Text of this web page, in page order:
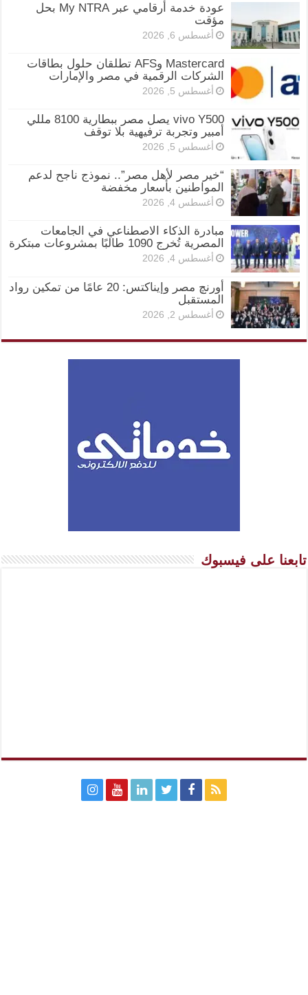
عودة خدمة أرقامي عبر My NTRA بحل
مؤقت
أغسطس 6, 2026
Mastercard وAFS تطلقان حلول بطاقات
الشركات الرقمية في مصر والإمارات
أغسطس 5, 2026
vivo Y500 يصل مصر ببطارية 8100 مللي
أمبير وتجربة ترفيهية بلا توقف
أغسطس 5, 2026
“خير مصر لأهل مصر”.. نموذج ناجح لدعم
المواطنين بأسعار مخفضة
أغسطس 4, 2026
مبادرة الذكاء الاصطناعي في الجامعات
المصرية تُخرج 1090 طالبًا بمشروعات مبتكرة
أغسطس 4, 2026
أورنچ مصر وإيناكتس: 20 عامًا من تمكين رواد
المستقبل
أغسطس 2, 2026
تابعنا على فيسبوك